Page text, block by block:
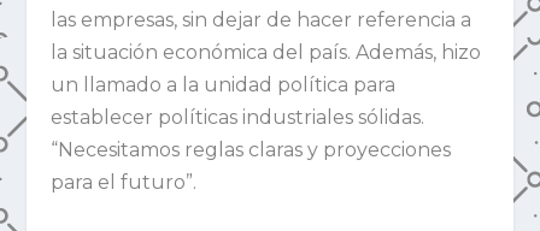
las empresas, sin dejar de hacer referencia a
la situación económica del país. Además, hizo
un llamado a la unidad política para
establecer políticas industriales sólidas.
“Necesitamos reglas claras y proyecciones
para el futuro”.